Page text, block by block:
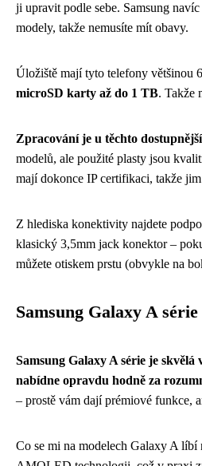
ji upravit podle sebe. Samsung
modely, takže nemusíte mít obavy.
Úložiště mají tyto telefony většinou
microSD karty až do 1 TB. Takže
Zpracování je u těchto
modelů, ale použité plasty jsou
mají dokonce IP certifikaci, takže
Z hlediska konektivity najdete
klasický 3,5mm jack konektor –
můžete otiskem prstu (obvykle na
Samsung Galaxy A
Samsung Galaxy A série je
nabídne opravdu hodně za
– prostě vám dají prémiové funkce,
Co se mi na modelech Galaxy A